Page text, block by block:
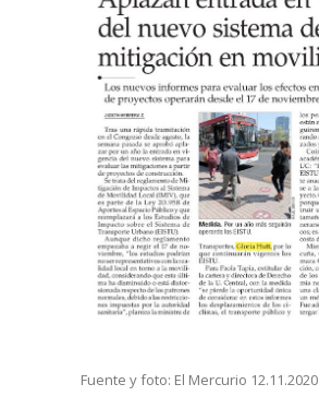
Fuente y foto: El Mercurio 12.11.2020